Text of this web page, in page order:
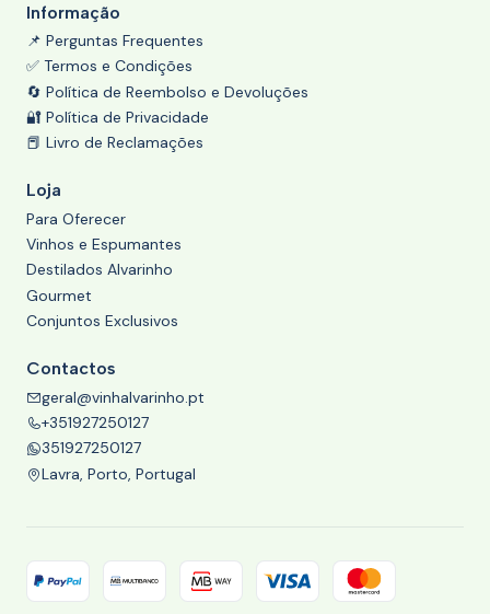
Informação
📌 Perguntas Frequentes
✅ Termos e Condições
🔄 Política de Reembolso e Devoluções
🔐 Política de Privacidade
📕 Livro de Reclamações
Loja
Para Oferecer
Vinhos e Espumantes
Destilados Alvarinho
Gourmet
Conjuntos Exclusivos
Contactos
geral@vinhalvarinho.pt
+351927250127
351927250127
Lavra, Porto, Portugal